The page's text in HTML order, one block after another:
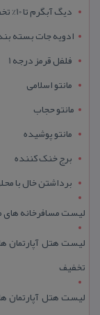
دیگ آبگرم تا 10% تخفیف
ادویه جات بسته
فلفل قرمز درجه 1
مانتو اسلامی
مانتو حجاب
مانتو پوشیده
برج خنک کننده
برداشتن خال با
لیست مسافرخانه های
تخفیف